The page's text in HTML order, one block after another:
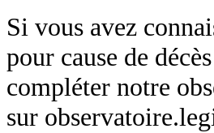
Si vous avez
pour cause de
compléter notre
sur